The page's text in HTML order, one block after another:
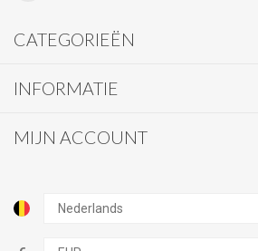
CATEGORIEËN
INFORMATIE
MIJN ACCOUNT